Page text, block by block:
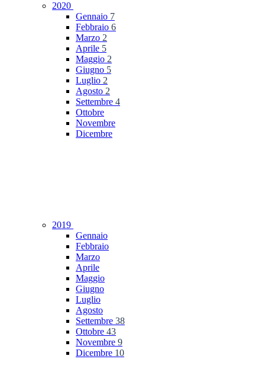
2020
Gennaio 7
Febbraio 6
Marzo 2
Aprile 5
Maggio 2
Giugno 5
Luglio 2
Agosto 2
Settembre 4
Ottobre
Novembre
Dicembre
2019
Gennaio
Febbraio
Marzo
Aprile
Maggio
Giugno
Luglio
Agosto
Settembre 38
Ottobre 43
Novembre 9
Dicembre 10